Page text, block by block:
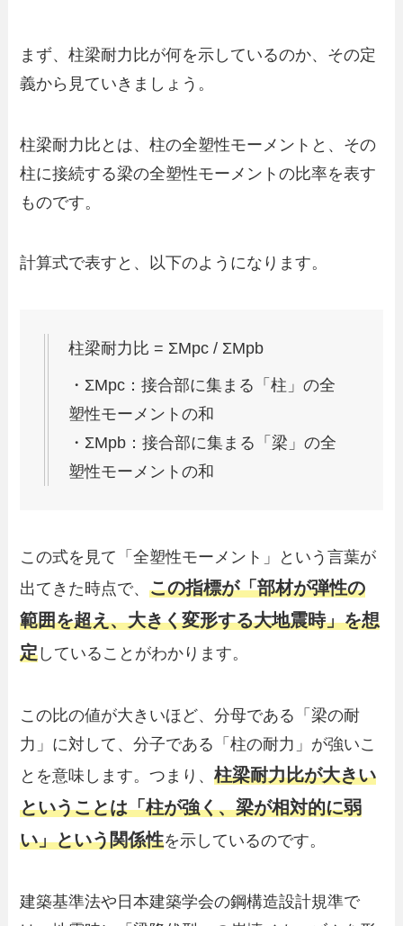
まず、柱梁耐力比が何を示しているのか、その定
義から見ていきましょう。
柱梁耐力比とは、柱の全塑性モーメントと、その
柱に接続する梁の全塑性モーメントの比率を表す
ものです。
計算式で表すと、以下のようになります。
柱梁耐力比 = ΣMpc / ΣMpb
・ΣMpc：接合部に集まる「柱」の全
塑性モーメントの和
・ΣMpb：接合部に集まる「梁」の全
塑性モーメントの和
この式を見て「全塑性モーメント」という言葉が
出てきた時点で、この指標が「部材が弾性の
範囲を超え、大きく変形する大地震時」を想
定 していることがわかります。
この比の値が大きいほど、分母である「梁の耐
力」に対して、分子である「柱の耐力」が強いこ
とを意味します。つまり、柱梁耐力比が大きい
ということは「柱が強く、梁が相対的に弱
い」という関係性を示しているのです。
建築基準法や日本建築学会の鋼構造設計規準で